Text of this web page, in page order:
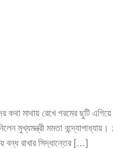
কথা মাথায় রেখে গরমের ছুটি
মুখ্যমন্ত্রী মমতা
বন্ধ রাখার সিদ্ধান্তের […]